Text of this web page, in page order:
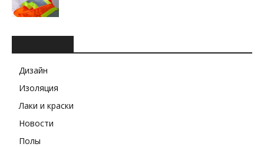
Дизайн
Изоляция
Лаки и краски
Новости
Полы